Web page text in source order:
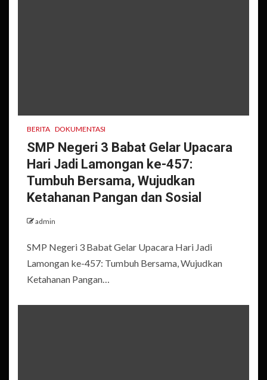
BERITA DOKUMENTASI
SMP Negeri 3 Babat Gelar Upacara
Hari Jadi Lamongan ke-457:
Tumbuh Bersama, Wujudkan
Ketahanan Pangan dan Sosial
admin
SMP Negeri 3 Babat Gelar Upacara Hari Jadi
Lamongan ke-457: Tumbuh Bersama, Wujudkan
Ketahanan Pangan…